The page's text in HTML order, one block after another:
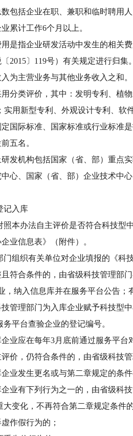
包括企业在职、兼职和临时聘用
累计工作6个月以上。
是指企业研发活动中发生的相关
2015〕119号）有关规定进行归集。
为主营业务与其他业务收入之和。
分类评价，其中：发明专利、植
实用新型专利、外观设计专利、软
国际标准、国家标准或行业标准
五名。
发机构包括国家（省、部）重点
中心、国家（省、部）企业技术中
记入库
照本办法自主评价是否符合科技型
业信息表》（附件）。
组织有关单位对企业填报的《科
符合条件的，由省级科技管理部门
纳入信息库并在服务平台公告；
理部门为入库企业赋予科技型中
平台查验企业的登记编号。
应在每年3月底前通过服务平台
价，仍符合条件的，由省级科技
发生更名或与第二章规定的条件
有下列行为之一的，由省级科技
变化，不再符合第二章规定条件的
作假行为的；